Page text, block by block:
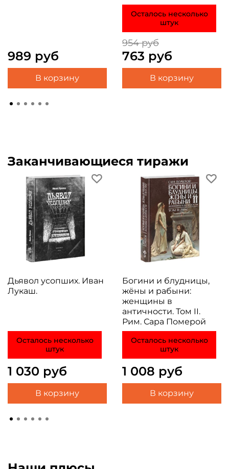
989 руб
В корзину
Осталось несколько
штук
954 руб
763 руб
В корзину
Заканчивающиеся тиражи
Дьявол усопших. Иван
Лукаш.
Осталось несколько
штук
1 030 руб
В корзину
Богини и блудницы,
жёны и рабыни:
женщины в
античности. Том II.
Рим. Сара Померой
Осталось несколько
штук
1 008 руб
В корзину